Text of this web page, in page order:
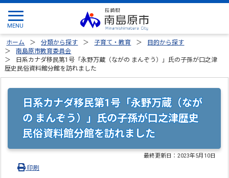
ホーム 分類から探す 子育て・教育
目的から探す
南島原市教育委員会
日系カナダ移民第1号「永野万蔵（ながの まんぞう）」氏の子孫が口之津
歴史民俗資料館分館を訪れました
日系カナダ移民第1号「永野万蔵（なが
の まんぞう）」氏の子孫が口之津歴史
民俗資料館分館を訪れました
最終更新日：2023年5月10日
印刷